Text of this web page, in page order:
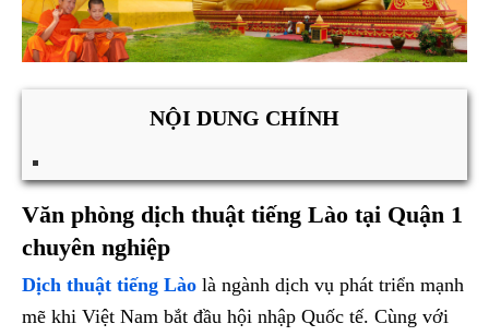
NỘI DUNG CHÍNH
Văn phòng dịch thuật tiếng Lào tại Quận 1
chuyên nghiệp
Dịch thuật tiếng Lào là ngành dịch vụ phát triển mạnh
mẽ khi Việt Nam bắt đầu hội nhập Quốc tế. Cùng với